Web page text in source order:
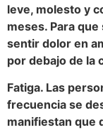
leve, molesto y
meses. Para
sentir dolor en
por debajo de la
Fatiga. Las
frecuencia se
manifiestan que